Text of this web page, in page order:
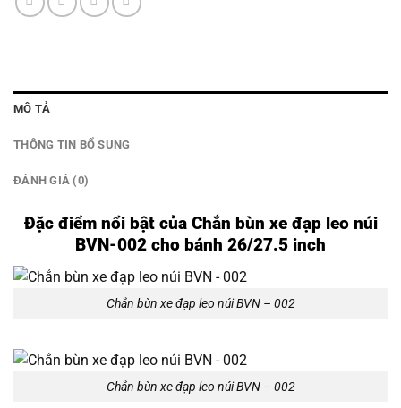
MÔ TẢ
THÔNG TIN BỔ SUNG
ĐÁNH GIÁ (0)
Đặc điểm nổi bật của Chắn bùn xe đạp leo núi
BVN-002 cho bánh 26/27.5 inch
Chắn bùn xe đạp leo núi BVN – 002
Chắn bùn xe đạp leo núi BVN – 002